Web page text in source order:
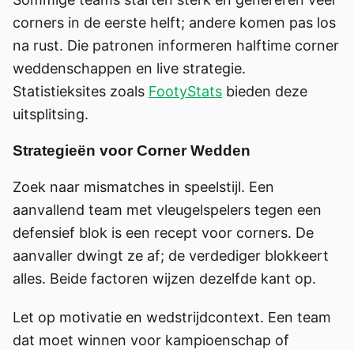
corners in de eerste helft; andere komen pas los
na rust. Die patronen informeren halftime corner
weddenschappen en live strategie.
Statistieksites zoals FootyStats bieden deze
uitsplitsing.
Strategieën voor Corner Wedden
Zoek naar mismatches in speelstijl. Een
aanvallend team met vleugelspelers tegen een
defensief blok is een recept voor corners. De
aanvaller dwingt ze af; de verdediger blokkeert
alles. Beide factoren wijzen dezelfde kant op.
Let op motivatie en wedstrijdcontext. Een team
dat moet winnen voor kampioenschap of